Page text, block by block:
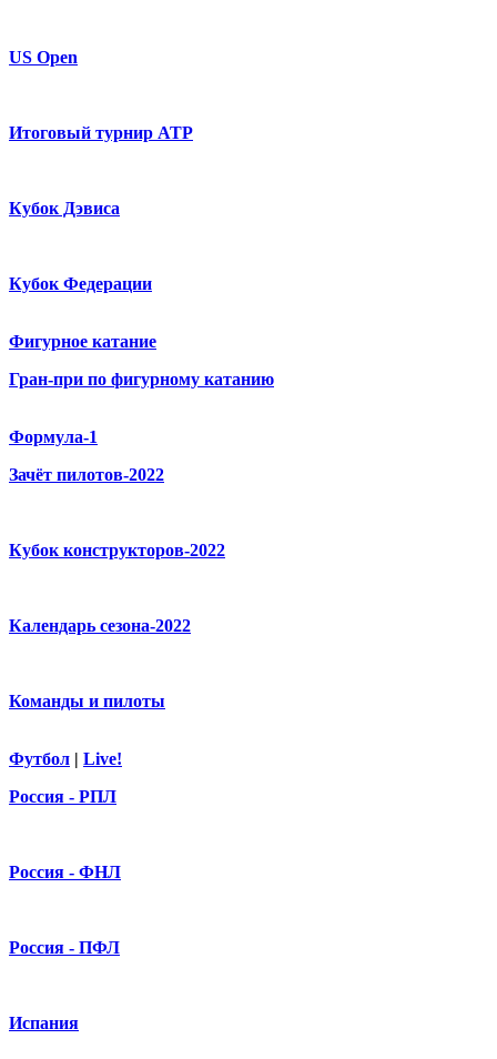
US Open
Итоговый турнир ATP
Кубок Дэвиса
Кубок Федерации
Фигурное катание
Гран-при по фигурному катанию
Формула-1
Зачёт пилотов-2022
Кубок конструкторов-2022
Календарь сезона-2022
Команды и пилоты
Футбол | Live!
Россия - РПЛ
Россия - ФНЛ
Россия - ПФЛ
Испания